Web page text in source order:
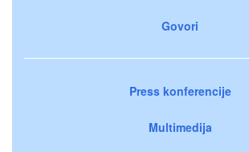
Govori
Press konferencije
Multimedija